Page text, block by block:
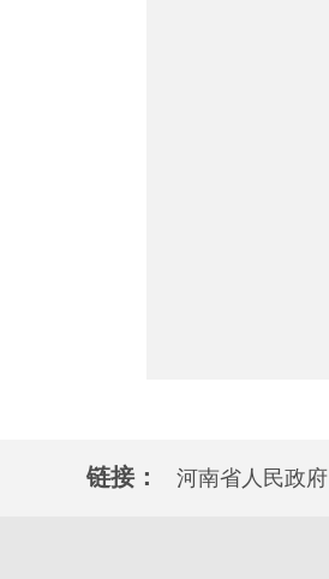
链接： 河南省人民政府